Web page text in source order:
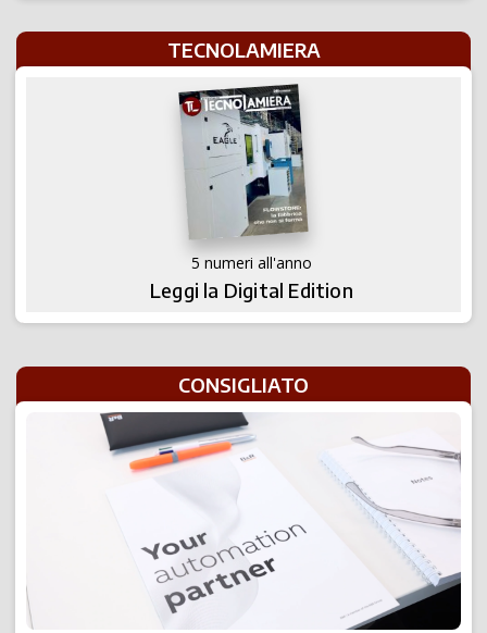
TECNOLAMIERA
5 numeri all'anno
Leggi la Digital Edition
CONSIGLIATO